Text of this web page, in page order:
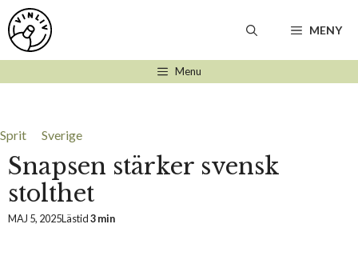
Hoppa
till
innehåll
MENY
Menu
Sprit Sverige
Snapsen stärker svensk
stolthet
MAJ 5, 2025Lästid3 min